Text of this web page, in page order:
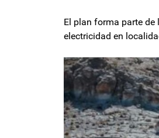
El plan forma parte
electricidad en